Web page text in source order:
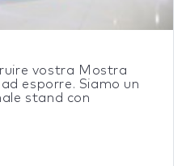
vostra Mostra
esporre. Siamo un
stand con